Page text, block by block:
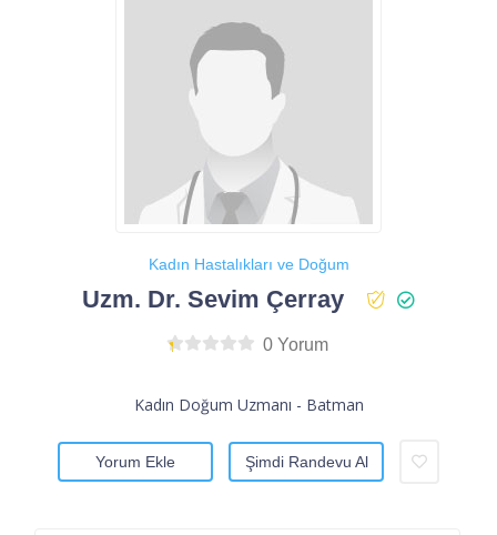
Kadın Hastalıkları ve Doğum
Uzm. Dr. Sevim Çerray
0 Yorum
Kadın Doğum Uzmanı - Batman
Yorum Ekle Şimdi Randevu Al